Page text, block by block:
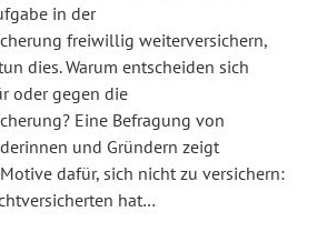
in der
freiwillig weiterversichern,
dies. Warum entscheiden sich
oder gegen die
Eine Befragung von
und Gründern zeigt
dafür, sich nicht zu versichern:
hat…